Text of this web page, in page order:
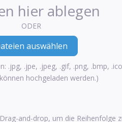
hier ablegen
ODER
.jpg, .jpe, .jpeg, .gif, .png, .bmp, .ico
hochgeladen werden.)
and-drop, um die Reihenfolge